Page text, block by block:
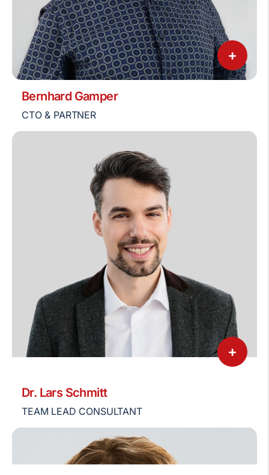
+
Bernhard Gamper
CTO & PARTNER
+
Dr. Lars Schmitt
TEAM LEAD CONSULTANT